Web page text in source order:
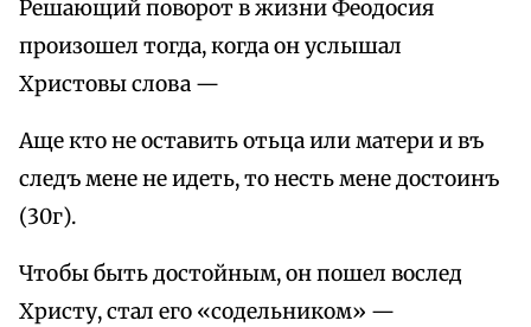
Решающий поворот в жизни Феодосия
произошел тогда, когда он услышал
Христовы слова —
Аще кто не оставить отьца или матери и въ
следъ мене не идеть, то несть мене достоинъ
(30г).
Чтобы быть достойным, он пошел вослед
Христу, стал его «содельником» —